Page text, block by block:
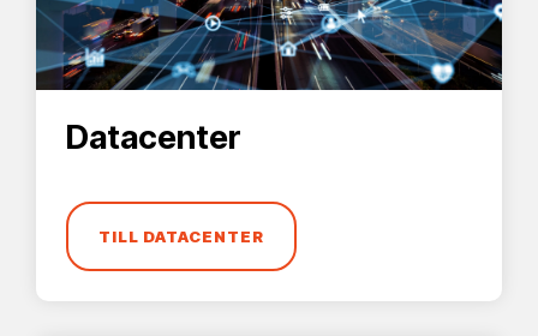
Datacenter
TILL DATACENTER